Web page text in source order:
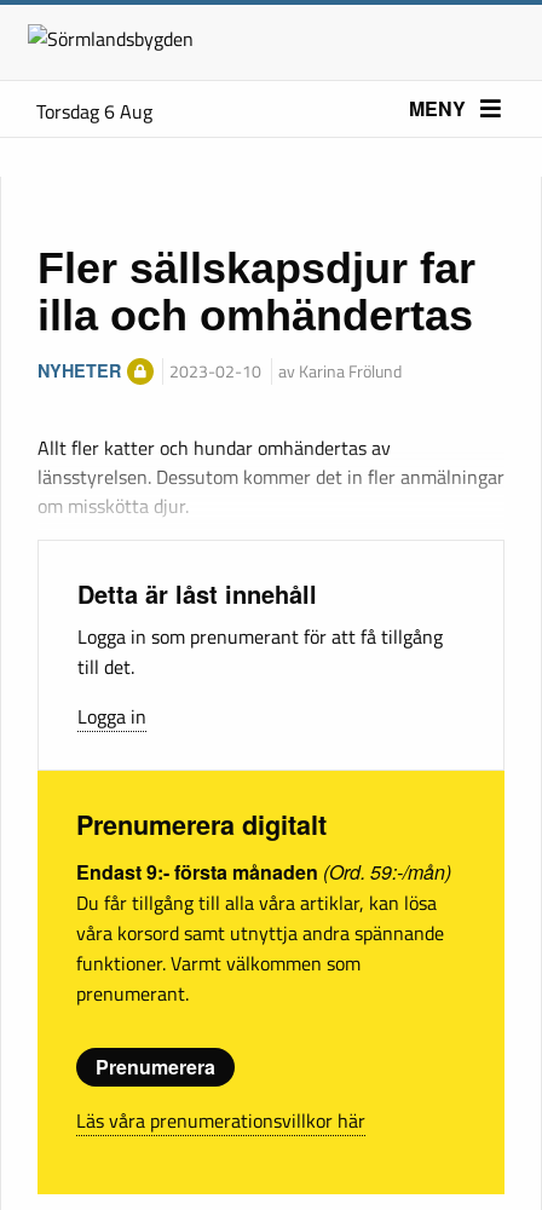
Torsdag 6 Aug MENY
Fler sällskapsdjur far
illa och omhändertas
NYHETER 2023-02-10 av Karina Frölund
Allt fler katter och hundar omhändertas av
länsstyrelsen. Dessutom kommer det in fler anmälningar
om misskötta djur.
Detta är låst innehåll
Logga in som prenumerant för att få tillgång
till det.
Logga in
Prenumerera digitalt
Endast 9:- första månaden (Ord. 59:-/mån)
Du får tillgång till alla våra artiklar, kan lösa
våra korsord samt utnyttja andra spännande
funktioner. Varmt välkommen som
prenumerant.
Prenumerera
Läs våra prenumerationsvillkor här